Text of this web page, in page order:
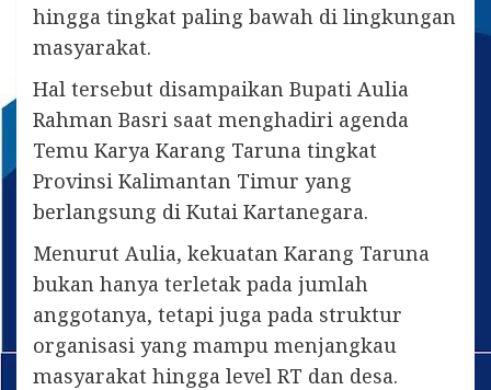
hingga tingkat paling bawah di lingkungan
masyarakat.
Hal tersebut disampaikan Bupati Aulia
Rahman Basri saat menghadiri agenda
Temu Karya Karang Taruna tingkat
Provinsi Kalimantan Timur yang
berlangsung di Kutai Kartanegara.
Menurut Aulia, kekuatan Karang Taruna
bukan hanya terletak pada jumlah
anggotanya, tetapi juga pada struktur
organisasi yang mampu menjangkau
masyarakat hingga level RT dan desa.